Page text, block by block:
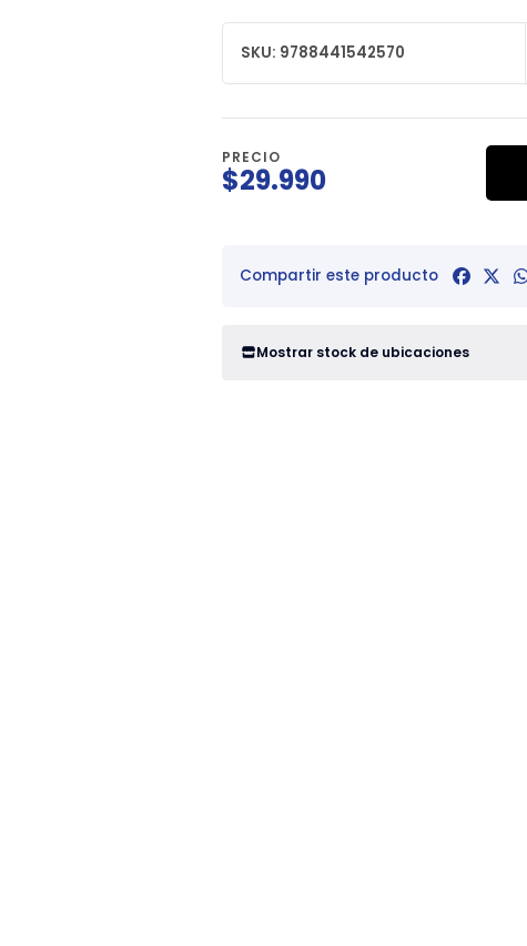
SKU: 9788441542570
PRECIO
$29.990
Compartir este producto
Mostrar stock de ubicaciones